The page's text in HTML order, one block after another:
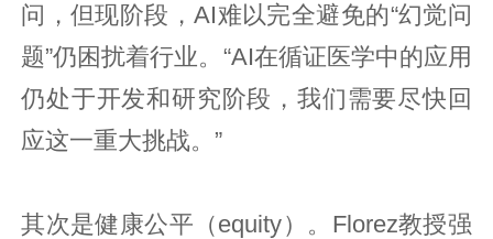
问，但现阶段，AI难以完全避免的“幻觉问
题”仍困扰着行业。“AI在循证医学中的应用
仍处于开发和研究阶段，我们需要尽快回
应这一重大挑战。”
其次是健康公平（equity）。Florez教授强